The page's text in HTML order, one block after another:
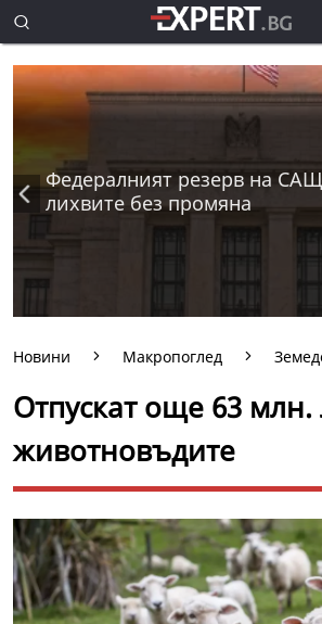
Федералният резерв на
лихвите без промяна
Новини Макропоглед
Отпускат още 63 млн.
животновъдите